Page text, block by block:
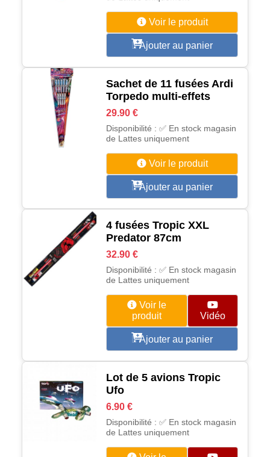
Voir le produit
Ajouter au panier
Sachet de 11 fusées Ardi
Torpedo multi-effets
29.90 €
Disponibilité : ✅ En stock magasin
de Lattes uniquement
Voir le produit
Ajouter au panier
4 fusées Tropic XXL
Predator 87cm
32.90 €
Disponibilité : ✅ En stock magasin
de Lattes uniquement
Voir le
produit
Vidéo
Ajouter au panier
Lot de 5 avions Tropic
Ufo
6.90 €
Disponibilité : ✅ En stock magasin
de Lattes uniquement